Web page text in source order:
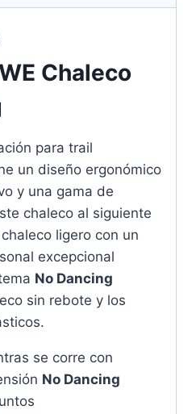
Chaleco
para trail
un diseño ergonómico
y una gama de
chaleco al siguiente
ligero con un
excepcional
No Dancing
sin rebote y los
se corre con
No Dancing